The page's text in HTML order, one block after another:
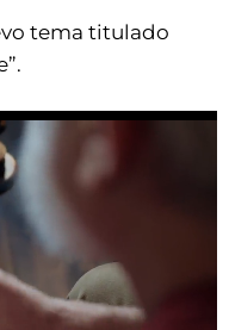
tema titulado